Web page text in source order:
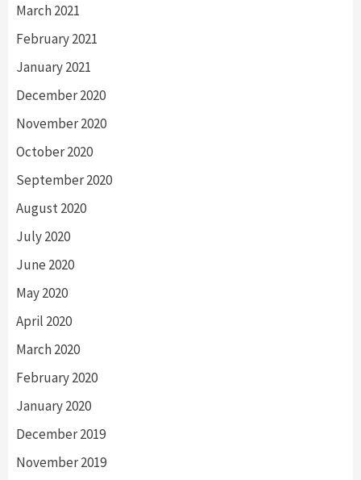
March 2021
February 2021
January 2021
December 2020
November 2020
October 2020
September 2020
August 2020
July 2020
June 2020
May 2020
April 2020
March 2020
February 2020
January 2020
December 2019
November 2019